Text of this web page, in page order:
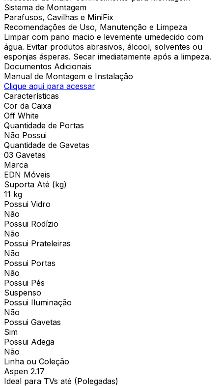
Sistema de Montagem
Parafusos, Cavilhas e MiniFix
Recomendações de Uso, Manutenção e Limpeza
Limpar com pano macio e levemente umedecido com
água. Evitar produtos abrasivos, álcool, solventes ou
esponjas ásperas. Secar imediatamente após a limpeza.
Documentos Adicionais
Manual de Montagem e Instalação
Clique aqui para acessar
Características
Cor da Caixa
Off White
Quantidade de Portas
Não Possui
Quantidade de Gavetas
03 Gavetas
Marca
EDN Móveis
Suporta Até (kg)
11 kg
Possui Vidro
Não
Possui Rodízio
Não
Possui Prateleiras
Não
Possui Portas
Não
Possui Pés
Suspenso
Possui Iluminação
Não
Possui Gavetas
Sim
Possui Adega
Não
Linha ou Coleção
Aspen 2.17
Ideal para TVs até (Polegadas)